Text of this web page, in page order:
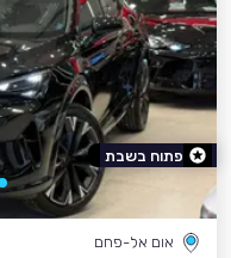
אום אל-פחם
פתוח בשבת